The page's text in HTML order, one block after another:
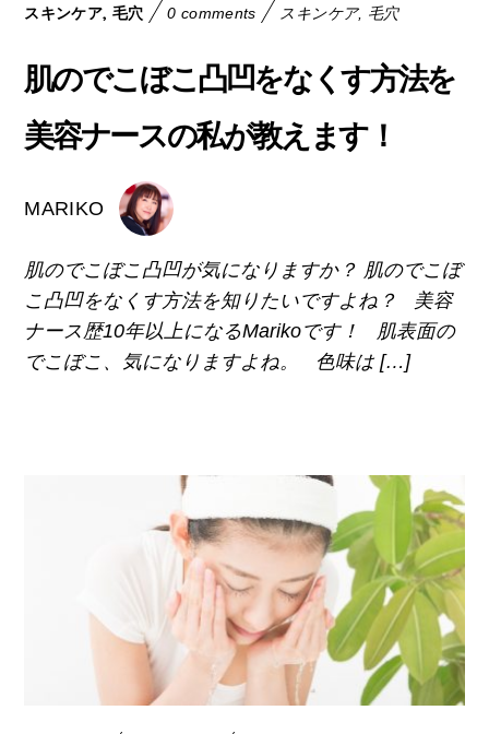
スキンケア, 毛穴 0 comments スキンケア, 毛穴
肌のでこぼこ凸凹をなくす方法を
美容ナースの私が教えます！
MARIKO
肌のでこぼこ凸凹が気になりますか？ 肌のでこぼ
こ凸凹をなくす方法を知りたいですよね？ 美容
ナース歴10年以上になるMarikoです！ 肌表面の
でこぼこ、気になりますよね。 色味は […]